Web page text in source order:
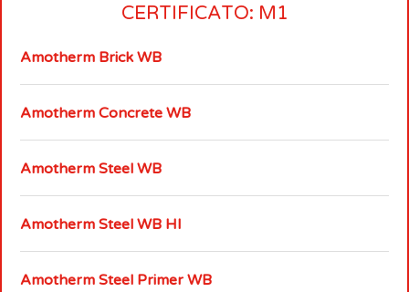
CERTIFICATO: M1
Amotherm Brick WB
Amotherm Concrete WB
Amotherm Steel WB
Amotherm Steel WB HI
Amotherm Steel Primer WB